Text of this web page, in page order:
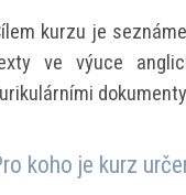
kurzu je
ve výuce
koho je kurz